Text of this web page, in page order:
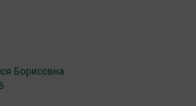
Борисовна